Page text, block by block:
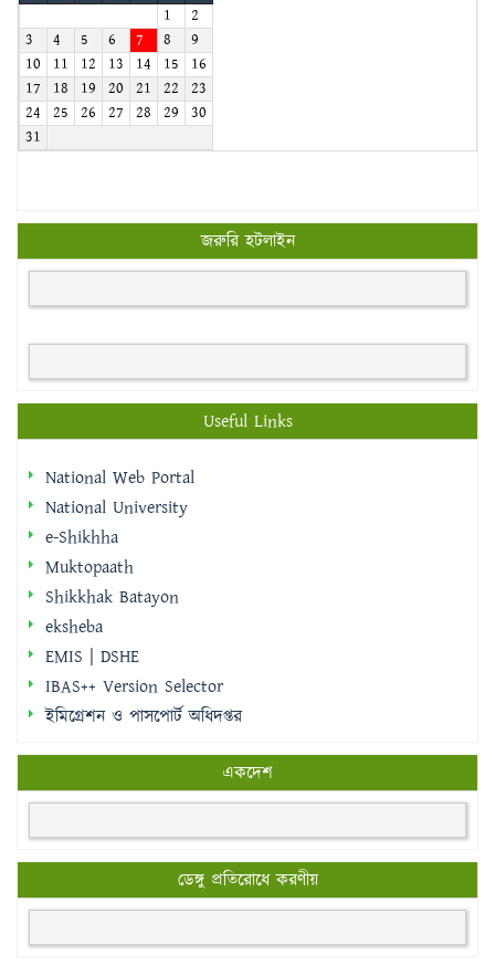
1
2
3
4 5 6 7 8
9
10
11 12 13 14 15
16
17
18 19 20 21 22 23
24 25 26 27 28 29 30
31
জরুরি হটলাইন
Useful Links
National Web Portal
National University
e-Shikhha
Muktopaath
Shikkhak Batayon
eksheba
EMIS | DSHE
IBAS++ Version Selector
ইমিগ্রেশন ও পাসপোর্ট অধিদপ্তর
একদেশ
ডেঙ্গু প্রতিরোধে করণীয়